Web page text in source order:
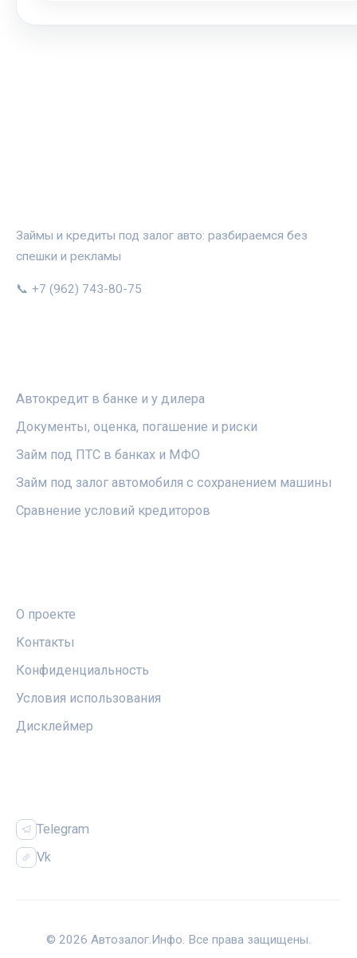
Займы и кредиты под залог авто: разбираемся без
спешки и рекламы
📞 +7 (962) 743-80-75
Автокредит в банке и у дилера
Документы, оценка, погашение и риски
Займ под ПТС в банках и МФО
Займ под залог автомобиля с сохранением машины
Сравнение условий кредиторов
О проекте
Контакты
Конфиденциальность
Условия использования
Дисклеймер
Telegram
Vk
© 2026 Автозалог.Инфо. Все права защищены.